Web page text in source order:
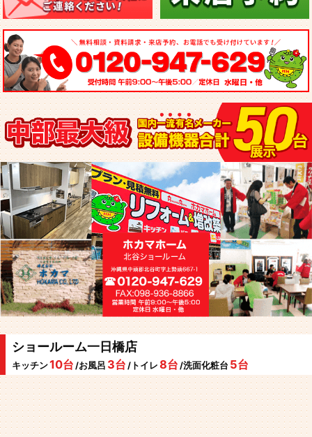
ショールーム一日橋店
キッチン10台 /お風呂 3台 /トイレ 8台 /洗面化粧台 5台